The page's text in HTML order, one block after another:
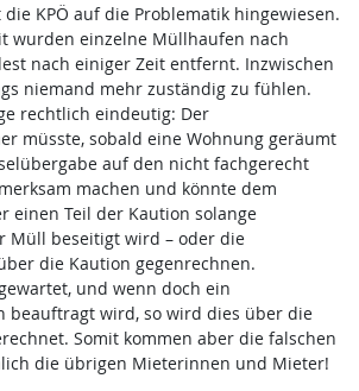
KPÖ auf die Problematik hingewiesen.
wurden einzelne Müllhaufen nach
nach einiger Zeit entfernt. Inzwischen
niemand mehr zuständig zu fühlen.
rechtlich eindeutig: Der
müsste, sobald eine Wohnung geräumt
auf den nicht fachgerecht
machen und könnte dem
einen Teil der Kaution solange
Müll beseitigt wird – oder die
die Kaution gegenrechnen.
und wenn doch ein
beauftragt wird, so wird dies über die
Somit kommen aber die falschen
die übrigen Mieterinnen und Mieter!